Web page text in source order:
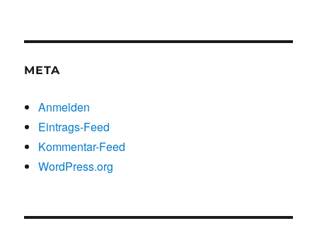
META
Anmelden
Eintrags-Feed
Kommentar-Feed
WordPress.org